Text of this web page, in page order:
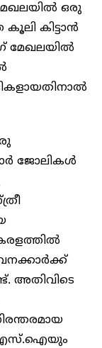
ഒരു
കിട്ടാൻ
മേഖലയിൽ
ജോലികൾ
അതിവിടെ